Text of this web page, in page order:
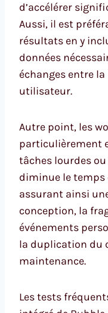
d’accélérer
Aussi, il est
résultats en y
données
échanges entre
utilisateur.
Autre point, les
particulièrement
tâches lourdes
diminue le temps
assurant ainsi
conception, la
événements
la duplication du
maintenance.
Les tests